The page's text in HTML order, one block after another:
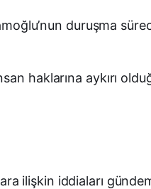
Telegram
duruşma
haklarına aykırı
ilişkin iddiaları